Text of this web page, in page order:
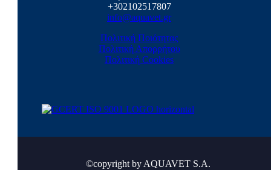
+302102517807
info@aquavet.gr
Πολιτική Ποιότητας
Πολιτική Απορρήτου
Πολιτική Cookies
©copyright by AQUAVET S.A.